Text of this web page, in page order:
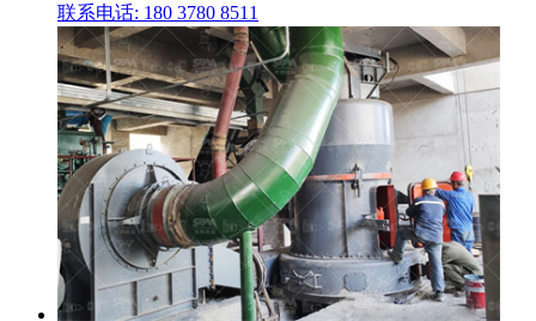
联系电话: 180 3780 8511